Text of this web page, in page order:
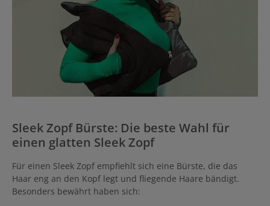
Sleek Zopf Bürste: Die beste Wahl für
einen glatten Sleek Zopf
Für einen Sleek Zopf empfiehlt sich eine Bürste, die das
Haar eng an den Kopf legt und fliegende Haare bändigt.
Besonders bewährt haben sich: